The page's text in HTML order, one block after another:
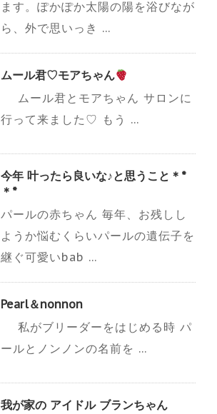
ます。ぽかぽか太陽の陽を浴びなが
ら、外で思いっき ...
ムール君♡モアちゃん
ムール君とモアちゃん サロンに
行って来ました♡ もう ...
今年 叶ったら良いな♪と思うこと＊*
＊*
パールの赤ちゃん 毎年、お残しし
ようか悩むくらいパールの遺伝子を
継ぐ可愛いbab ...
Pearl＆nonnon
私がブリーダーをはじめる時 パ
ールとノンノンの名前を ...
我が家の アイドル ブランちゃん